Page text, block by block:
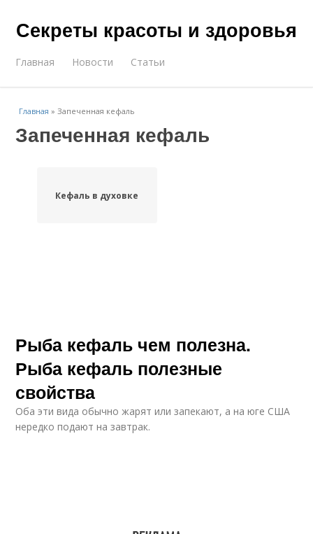
Секреты красоты и здоровья
Главная Новости Статьи
Главная »Запеченная кефаль
Запеченная кефаль
Кефаль в духовке
Рыба кефаль чем полезна.
Рыба кефаль полезные
свойства
Оба эти вида обычно жарят или запекают, а на юге США
нередко подают на завтрак.